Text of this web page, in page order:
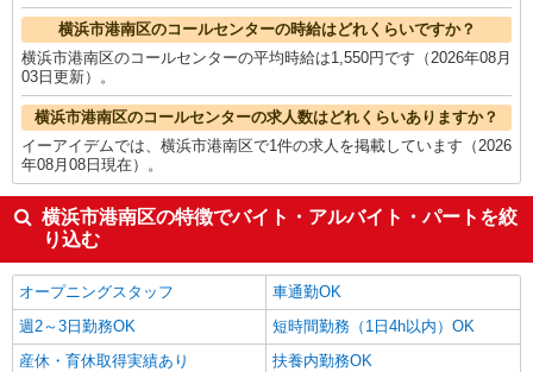
横浜市港南区のコールセンターの時給はどれくらいですか？
横浜市港南区のコールセンターの平均時給は1,550円です（2026年08月
03日更新）。
横浜市港南区のコールセンターの求人数はどれくらいありますか？
イーアイデムでは、横浜市港南区で1件の求人を掲載しています（2026
年08月08日現在）。
横浜市港南区の特徴でバイト・アルバイト・パートを絞
り込む
オープニングスタッフ
車通勤OK
週2～3日勤務OK
短時間勤務（1日4h以内）OK
産休・育休取得実績あり
扶養内勤務OK